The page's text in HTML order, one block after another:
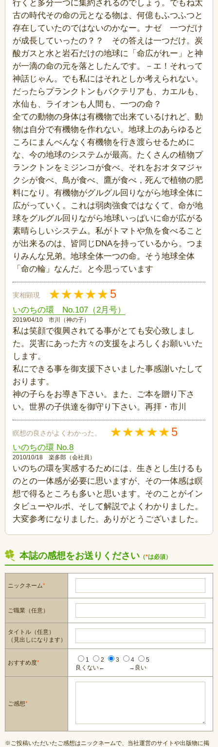
行くと多分一つに集約されるのでしょう。でもね太
古の時代その命の元となる物は、何億もふつふつと
存在していたのではないのかなー。ナゼ 一つだけ
が成長していったの？？ その答えは一つだけ。炭
酸ガスと水と岩石だけの地球に「命広がれー」と神
が一滴の命の元を落としたんです。－エ！それって
神話じゃん。でも私にはそれとしか考えられない。
だったらプランクトンもバクテリアも、カエルも、
水仙も、ライオンも人間も、一つの命？
全ての動物の身体は有機物で出来ているけれど、動
物は自分で有機物を作れない。地球上のあらゆると
ころにまんべんなく有機物を行き渡らせるために
な、今の地球のシステムが最高。たくさんの植物プ
ランクトンをミジンコが食べ、それをおオタマジャ
クシが食べ、鳥が食べ、鷹が食べ，死んで植物の肥
料になり。有機物がグルグル回りながら地球全体に
広がっていく。これは弱肉強食ではなくて、命が地
球をグルグル回りながら地球いっぱいに命が広がる
素晴らしいシステム。私がトマトや魚を食べること
が出来るのは、皆同じDNAを持っているから。つま
りみんな兄弟。地球全体一つの命。そう地球全体
「命の輪」なんだ。と今思っています
実相顕現 5
いのちの環 No.107（2月号）
2019/04/10 市川（神の子）
私は笑顔で復興されてる事がとても安心致しまし
た。災害にあった方々の支援をよろしくお願いいた
します。
私にできる事を御支援下さいました事感謝いたして
おります。
神の子らをお導き下さい。また、ご本を贈り下さ
い。世界の子供達を御守り下さい。再拝・市川
瞑想の良さがよくわかった。 5
いのちの環 No.8
2010/10/18 楽多郎（会社員）
いのちの環を実感するためには、生きとし生けるも
のとの一体感が必要に思いますが、その一体感は瞑
想で得るところも多いと思います。そのことがイン
タビューやルポ、そして解説でよくわかりました。
大変参考になりました。ありがとうございました。
本誌の感想をお送りください （*は必須）
ニックネーム*
ご職業（任意）
タイトル（任意）
（見出しになります）
おすすめ度* 1 2 3 4
5
良くない←
→良い
ご感想*
※ご投稿いただいたご感想はニックネームで、当社運営のサイトや出版物に掲